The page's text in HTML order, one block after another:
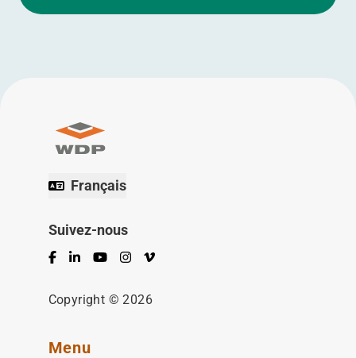
Français
Suivez-nous
Facebook
LinkedInYouTubeInstagram
Vimeo
Copyright © 2026
Menu